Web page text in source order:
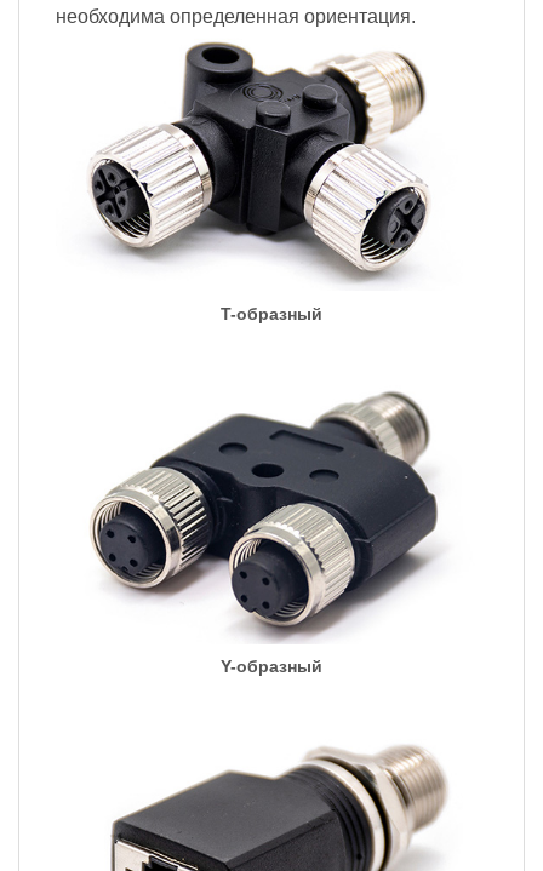
необходима определенная ориентация.
T-образный
Y-образный